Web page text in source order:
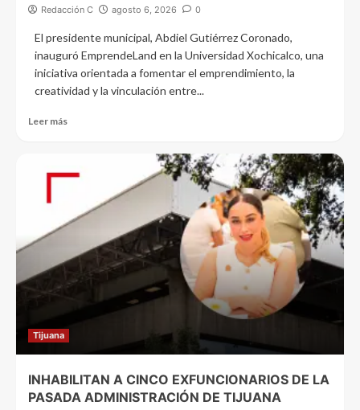
Redacción C agosto 6, 2026 0
El presidente municipal, Abdiel Gutiérrez Coronado,
inauguró EmprendeLand en la Universidad Xochicalco, una
iniciativa orientada a fomentar el emprendimiento, la
creatividad y la vinculación entre...
Leer más
Tijuana
INHABILITAN A CINCO EXFUNCIONARIOS DE LA
PASADA ADMINISTRACIÓN DE TIJUANA